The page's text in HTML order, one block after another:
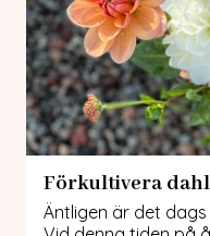
Förkultivera
Äntligen är det